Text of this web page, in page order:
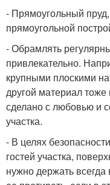
- Прямоугольный
прямоугольной
- Обрамлять
привлекательно.
крупными плоскими
другой материал
сделано с любовью и
участка.
- В целях
гостей участка,
нужно держать